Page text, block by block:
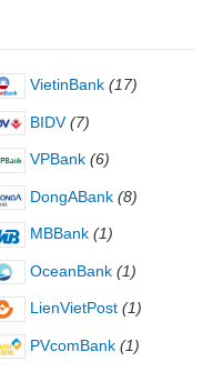
VietinBank (17)
BIDV (7)
VPBank (6)
DongABank (8)
MBBank (1)
OceanBank (1)
LienVietPost (1)
PVcomBank (1)